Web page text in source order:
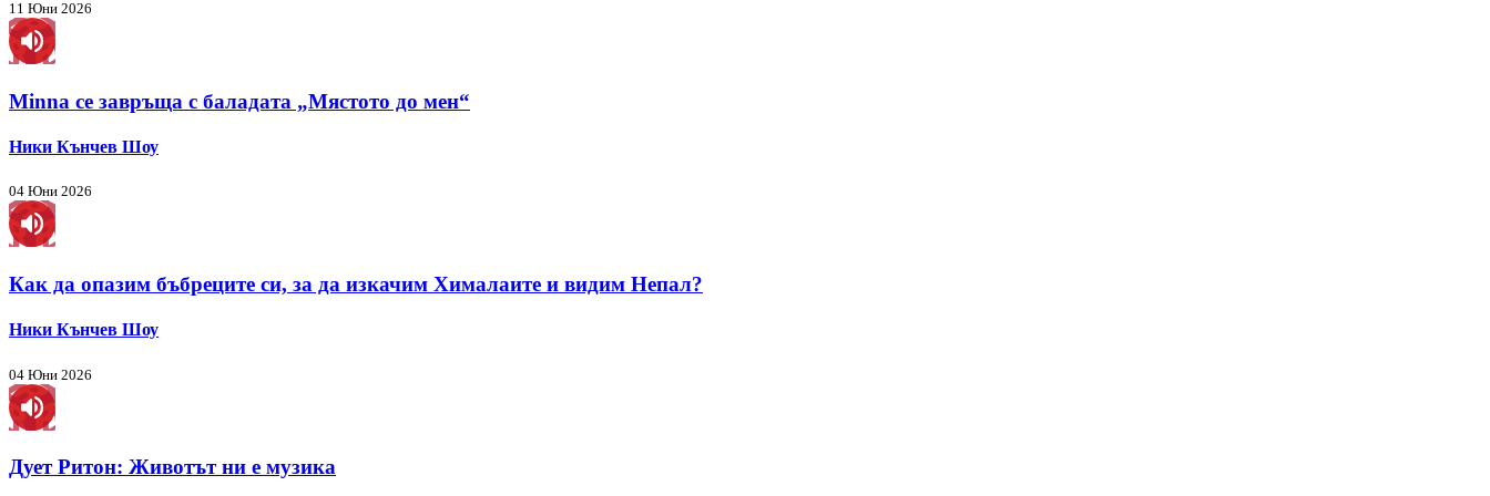
11 Юни 2026
Minna се завръща с баладата „Мястото до мен“
Ники Кънчев Шоу
04 Юни 2026
Как да опазим бъбреците си, за да изкачим Хималаите и видим Непал?
Ники Кънчев Шоу
04 Юни 2026
Дует Ритон: Животът ни е музика